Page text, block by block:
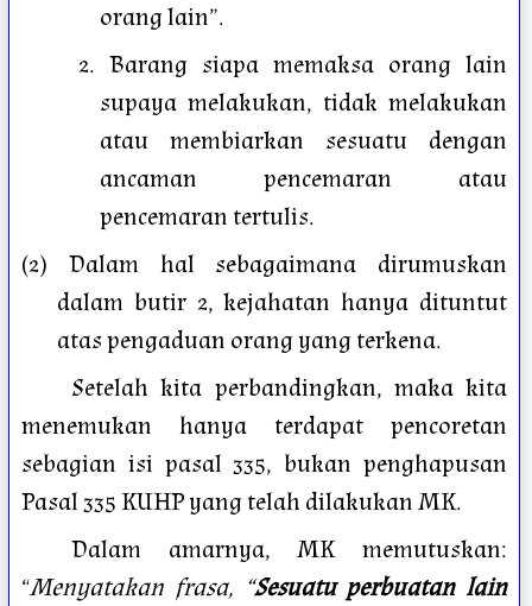
orang lain”.
2. Barang siapa memaksa orang lain
supaya melakukan, tidak melakukan
atau membiarkan sesuatu dengan
ancaman pencemaran atau
pencemaran tertulis.
(2) Dalam hal sebagaimana dirumuskan
dalam butir 2, kejahatan hanya dituntut
atas pengaduan orang yang terkena.
Setelah kita perbandingkan, maka kita
menemukan hanya terdapat pencoretan
sebagian isi pasal 335, bukan penghapusan
Pasal 335 KUHP yang telah dilakukan MK.
Dalam amarnya, MK memutuskan:
“Menyatakan frasa, “Sesuatu perbuatan lain